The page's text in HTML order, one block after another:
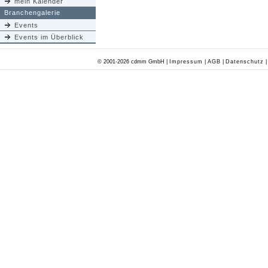
Branchengalerie
Events
Events im Überblick
© 2001-2026 cdmm GmbH | Impressum AGB Datenschutz